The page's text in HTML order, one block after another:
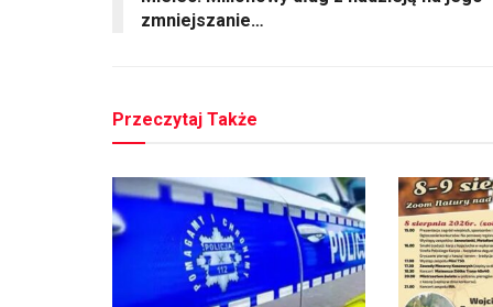
zmniejszanie…
Przeczytaj Także